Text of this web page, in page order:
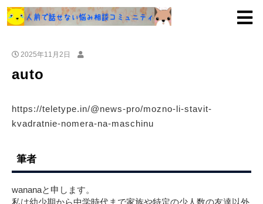
2025年11月2日
auto
https://teletype.in/@news-pro/mozno-li-stavit-
kvadratnie-nomera-na-maschinu
筆者
wananaと申します。
私は幼少期から中学時代まで家族や特定の少人数の友達以外